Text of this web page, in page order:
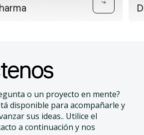
o un proyecto en mente?
disponible para acompañarle y
sus ideas.. Utilice el
a continuación y nos